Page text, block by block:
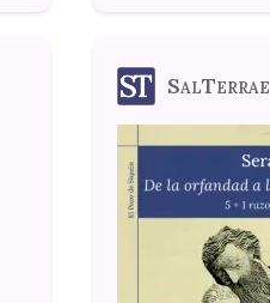
SalTerrae